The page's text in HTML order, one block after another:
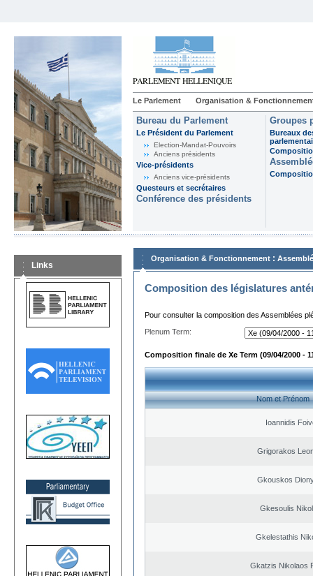
Le Parlement Organisation &
Bureau du Parlement
Le Président du Parlement
Election-Mandat-Pouvoirs
Anciens présidents
Vice-présidents
Anciens vice-présidents
Questeurs et secrétaires
Conférence des présidents
Groupes
Bureaux
Links
Organisation & Fonctionnement :
Composition des législatures
Pour consulter la composition des Assemblées
Plenum Term:
Composition finale de Xe Term (09/04/2000 -
Nom et Prénom
Ioannidis
Grigorakos
Gkouskos
Gkesoulis
Gkelestathis
Gkatzis Nikolaos